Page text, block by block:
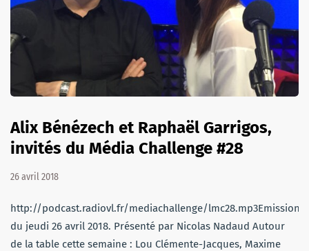
Alix Bénézech et Raphaël Garrigos,
invités du Média Challenge #28
26 avril 2018
http://podcast.radiovl.fr/mediachallenge/lmc28.mp3Emission
du jeudi 26 avril 2018. Présenté par Nicolas Nadaud Autour
de la table cette semaine : Lou Clémente-Jacques, Maxime